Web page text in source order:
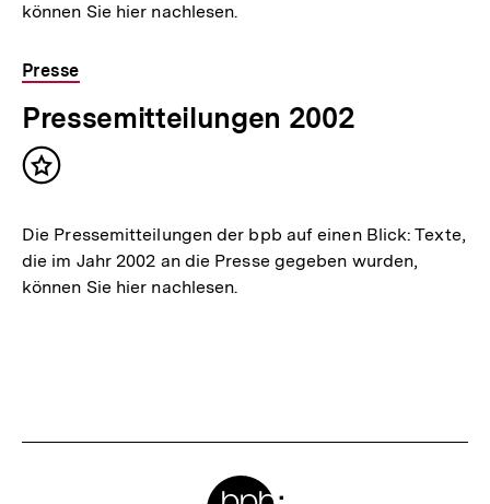
können Sie hier nachlesen.
Presse
Pressemitteilungen 2002
Inhalt
Die Pressemitteilungen der bpb auf einen Blick: Texte,
die im Jahr 2002 an die Presse gegeben wurden,
können Sie hier nachlesen.